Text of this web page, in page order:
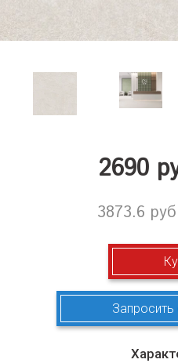
2690
3873.6
Запросить